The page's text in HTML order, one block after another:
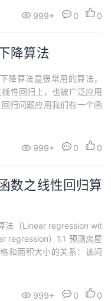
资产中的，比如：数据...
999+ 0 0
降算法
降算法是很常用的算法，
性回归上，也被广泛应用
归问题应用我们有一个函
算法中，要做的就是不停
999+ 0 0
数之线性回归算
法（Linear regression wit
regression）1.1 预测房屋
和面积大小的关系：该问
答案”。回归问题（Regre
999+ 0 0